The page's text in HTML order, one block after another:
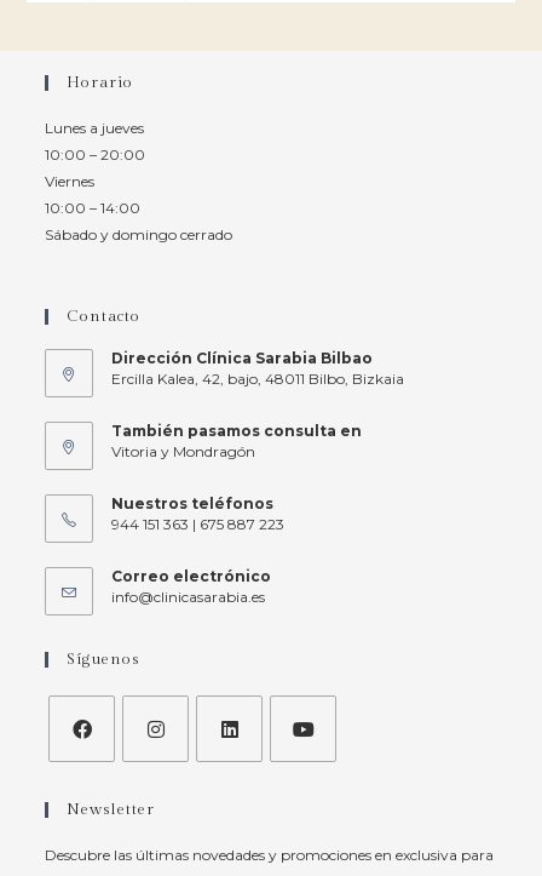
Horario
Lunes a jueves
10:00 – 20:00
Viernes
10:00 – 14:00
Sábado y domingo cerrado
Contacto
Dirección Clínica Sarabia Bilbao
Ercilla Kalea, 42, bajo, 48011 Bilbo, Bizkaia
También pasamos consulta en
Vitoria y Mondragón
Nuestros teléfonos
944 151 363 | 675 887 223
Correo electrónico
info@clinicasarabia.es
Síguenos
Newsletter
Descubre las últimas novedades y promociones en exclusiva para